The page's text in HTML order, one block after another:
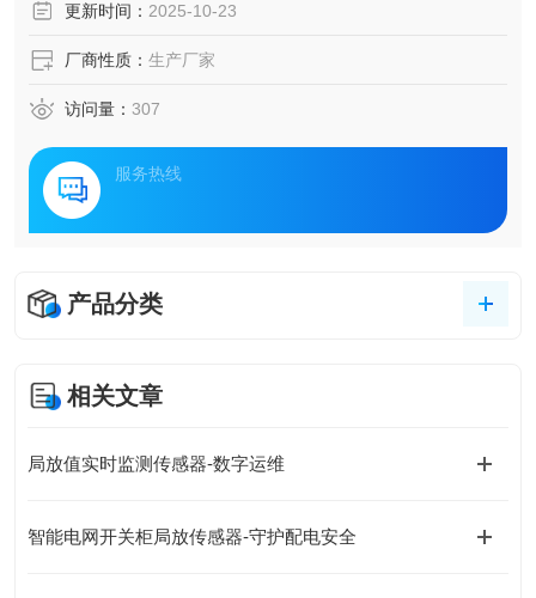
屏障。
更新时间： 2025-10-23
厂商性质： 生产厂家
访问量： 307
服务热线
产品分类
相关文章
局放值实时监测传感器-数字运维
智能电网开关柜局放传感器-守护配电安全